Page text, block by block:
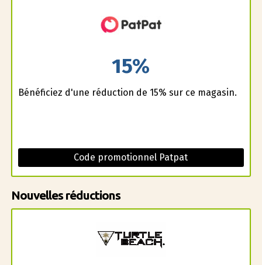
15%
Bénéficiez d'une réduction de 15% sur ce magasin.
Code promotionnel Patpat
Nouvelles réductions